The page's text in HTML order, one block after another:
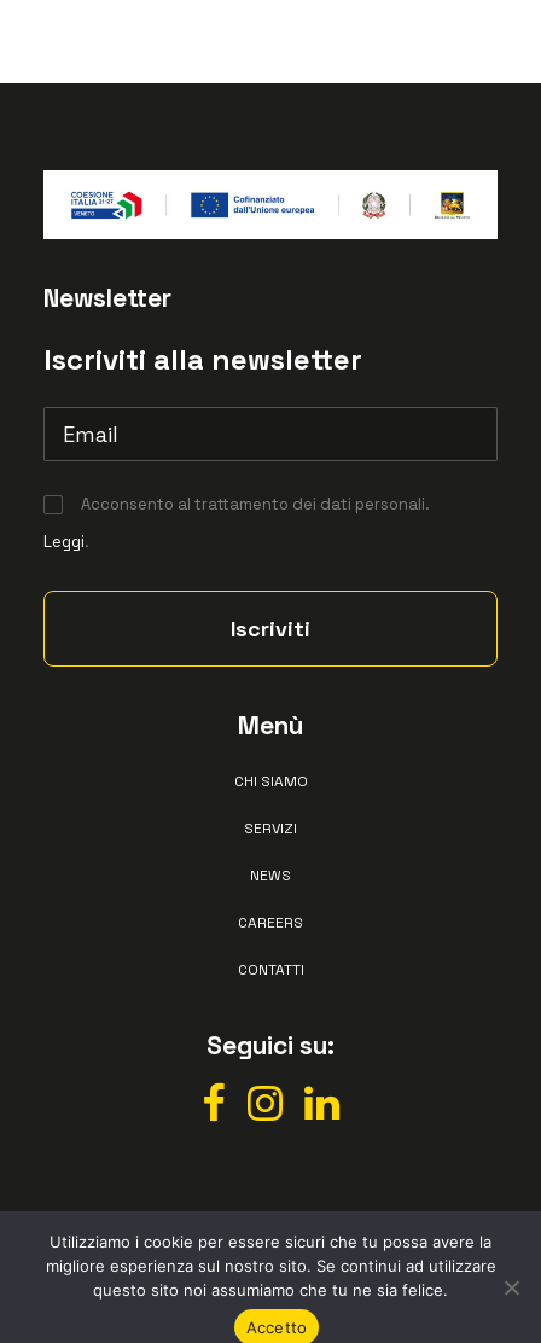
Menù
CHI SIAMO
SERVIZI
NEWS
CAREERS
CONTATTI
Newsletter
Iscriviti alla newsletter
Acconsento al trattamento dei dati personali.
Leggi.
Seguici su:
All rights reserved © Vismec 2026 –Privacy policy – Powered by
Studio Perazza
Utilizziamo i cookie per essere sicuri che tu possa avere la
migliore esperienza sul nostro sito. Se continui ad utilizzare
questo sito noi assumiamo che tu ne sia felice.
Accetto